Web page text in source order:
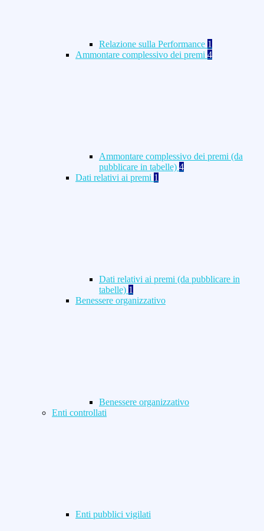
Relazione sulla Performance 1
Ammontare complessivo dei premi 4
Ammontare complessivo dei premi (da
pubblicare in tabelle) 4
Dati relativi ai premi 1
Dati relativi ai premi (da pubblicare in
tabelle) 1
Benessere organizzativo
Benessere organizzativo
Enti controllati
Enti pubblici vigilati